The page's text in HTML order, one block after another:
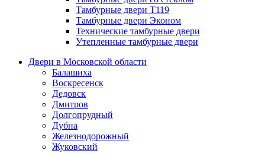
Тамбурные двери Т119
Тамбурные двери Эконом
Технические тамбурные двери
Утепленные тамбурные двери
Двери в Московской области
Балашиха
Воскресенск
Дедовск
Дмитров
Долгопрудный
Дубна
Железнодорожный
Жуковский